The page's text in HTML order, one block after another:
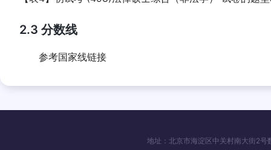
2.3 分数线
参考国家线链接
地址：北京市海淀区中关村南大